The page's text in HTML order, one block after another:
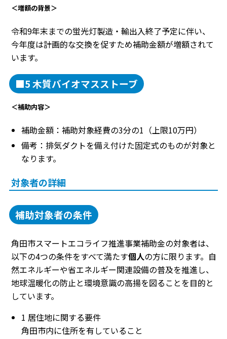
＜増額の背景＞
令和9年末までの蛍光灯製造・輸出入終了予定に伴い、
今年度は計画的な交換を促すため補助金額が増額されて
います。
■5 木質バイオマスストーブ
＜補助内容＞
補助金額：補助対象経費の3分の1（上限10万円）
備考：排気ダクトを備え付けた固定式のものが対象と
なります。
対象者の詳細
補助対象者の条件
角田市スマートエコライフ推進事業補助金の対象者は、
以下の4つの条件をすべて満たす個人の方に限ります。自
然エネルギーや省エネルギー関連設備の普及を推進し、
地球温暖化の防止と環境意識の高揚を図ることを目的と
しています。
1 居住地に関する要件
角田市内に住所を有していること